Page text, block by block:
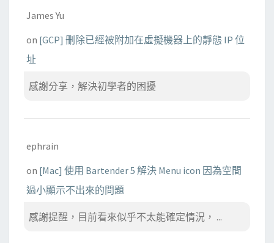
James Yu
on [GCP] 刪除已經被附加在虛擬機器上的靜態 IP 位
址
感謝分享，解決初學者的困擾
ephrain
on [Mac] 使用 Bartender 5 解決 Menu icon 因為空間
過小顯示不出來的問題
感謝提醒，目前看來似乎不太能確定情況， ...